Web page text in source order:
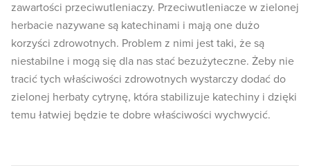
zawartości przeciwutleniaczy. Przeciwutleniacze w zielonej
herbacie nazywane są katechinami i mają one dużo
korzyści zdrowotnych. Problem z nimi jest taki, że są
niestabilne i mogą się dla nas stać bezużyteczne. Żeby nie
tracić tych właściwości zdrowotnych wystarczy dodać do
zielonej herbaty cytrynę, która stabilizuje katechiny i dzięki
temu łatwiej będzie te dobre właściwości wychwycić.